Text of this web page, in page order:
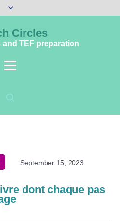
Circles
and TEF preparation
September 15, 2023
dont chaque pas